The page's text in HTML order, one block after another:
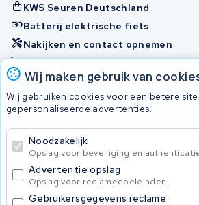
Wij maken gebruik van
Wij gebruiken cookies voor een betere
gepersonaliseerde advertenties.
Noodzakelijk
Opslag voor beveiliging en
Advertentie opslag
Opslag voor reclamedoeleinden.
Gebruikersgegevens reclame
KWS Seuren Deutschland
Batterij elektrische fiets
Nakijken en contact opnemen
Onherstelbaar
Accu's
© 2026 KWS Seuren
Algemene
Privacy Policy